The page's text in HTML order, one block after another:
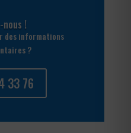
nous !
des informations
?
33 76